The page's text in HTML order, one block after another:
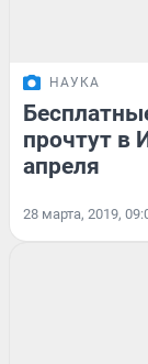
НАУКА
прочтут в
апреля
28 марта, 2019,